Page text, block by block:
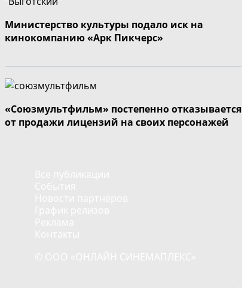
Министерство культуры подало иск на
кинокомпанию «Арк Пикчерс»
«Союзмультфильм» постепенно отказывается
от продажи лицензий на своих персонажей